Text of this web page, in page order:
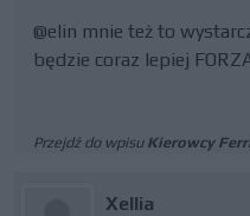
@elin mnie też to
będzie coraz lepiej
Przejdź do wpisu Kierowcy
Xellia